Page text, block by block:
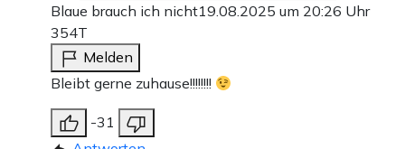
Blaue brauch ich nicht19.08.2025 um 20:26 Uhr
354T
Melden
Bleibt gerne zuhause!!!!!!!!
-31